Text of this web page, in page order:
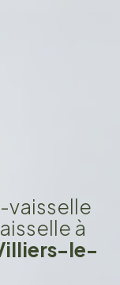
vaisselle
à
le-